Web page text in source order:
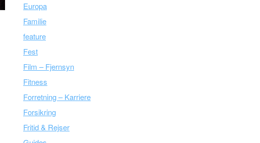
Europa
Familie
feature
Fest
Film – Fjernsyn
Fitness
Forretning – Karriere
Forsikring
Fritid & Rejser